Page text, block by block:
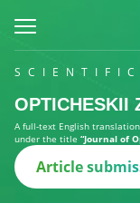
OPTICHESKII
A full-text English
under the title “Journal of
Article